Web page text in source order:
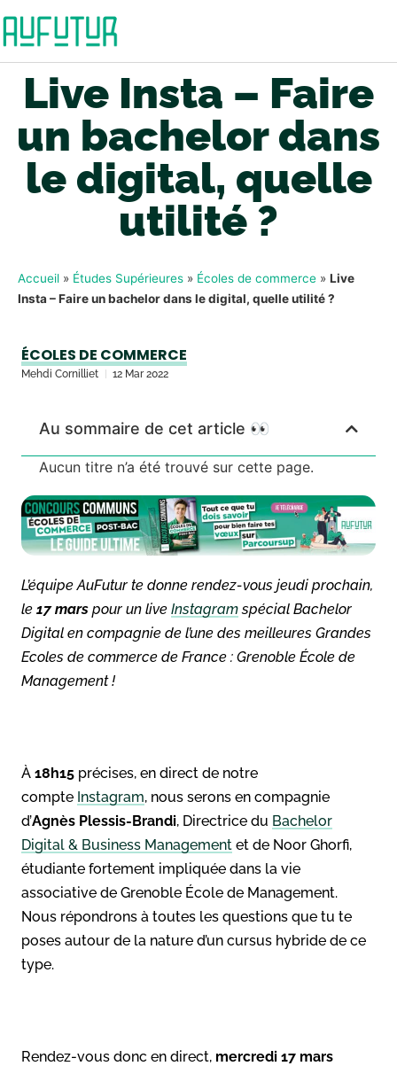
Live Insta – Faire
un bachelor dans
le digital, quelle
utilité ?
Accueil » Études Supérieures » Écoles de commerce » Live
Insta – Faire un bachelor dans le digital, quelle utilité ?
ÉCOLES DE COMMERCE
Mehdi Cornilliet 12 Mar 2022
Au sommaire de cet article 👀
Aucun titre n’a été trouvé sur cette page.
L’équipe AuFutur te donne rendez-vous jeudi prochain,
le 17 mars pour un live Instagramspécial Bachelor
Digital en compagnie de l’une des meilleures Grandes
Ecoles de commerce de France : Grenoble École de
Management !
À 18h15 précises, en direct de notre
compte Instagram, nous serons en compagnie
d’Agnès Plessis-Brandi, Directrice du Bachelor
Digital & Business Management et de Noor Ghorfi,
étudiante fortement impliquée dans la vie
associative de Grenoble École de Management.
Nous répondrons à toutes les questions que tu te
poses autour de la nature d’un cursus hybride de ce
type.
Rendez-vous donc en direct, mercredi 17 mars